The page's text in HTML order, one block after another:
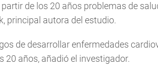
de los 20 años problemas de
principal autora del estudio.
de desarrollar enfermedades
20 años, añadió el investigador.